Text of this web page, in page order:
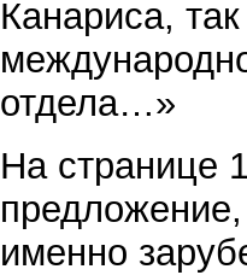
Канариса,
отдела…»
На странице
именно